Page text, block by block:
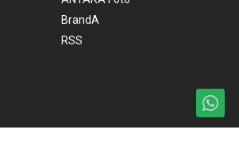
BrandA
RSS